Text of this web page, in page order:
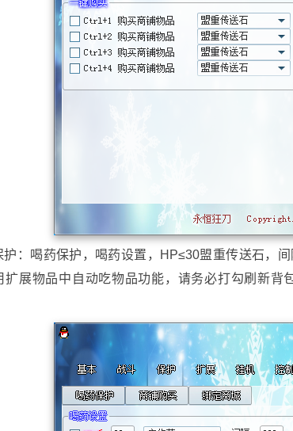
护：喝药保护，喝药设置，HP≤30盟重传送石，
扩展物品中自动吃物品功能，请务必打勾刷新背